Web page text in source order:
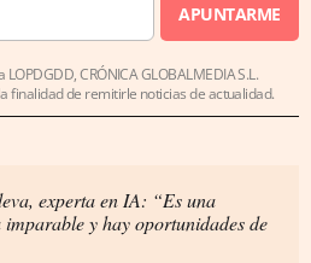
APUNTARME
CRÓNICA GLOBALMEDIA S.L.
finalidad de remitirle noticias de actualidad.
experta en IA: “Es una
imparable y hay oportunidades de